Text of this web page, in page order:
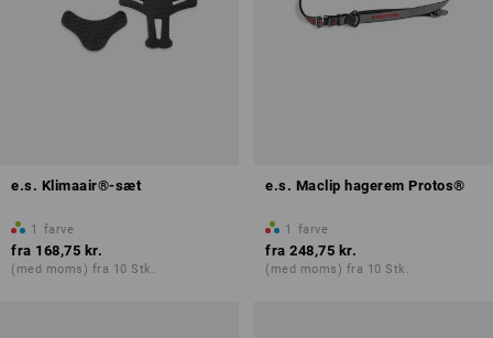
e.s. Klimaair®-sæt
1 farve
fra 168,75 kr.
(med moms) fra 10 Stk.
e.s. Maclip hagerem Protos®
1 farve
fra 248,75 kr.
(med moms) fra 10 Stk.